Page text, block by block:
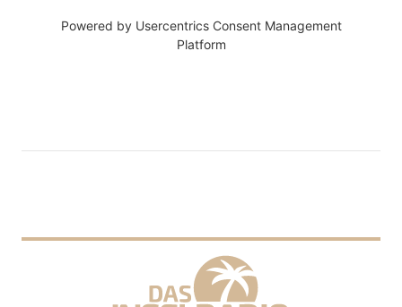
Powered by Usercentrics Consent Management
Platform